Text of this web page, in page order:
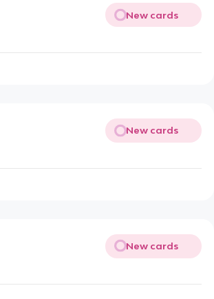
New cards
New cards
New cards